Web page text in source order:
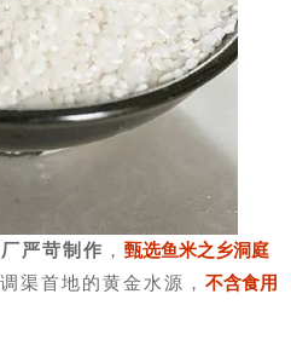
严苛制作 ，甄选鱼米之乡洞庭
渠首地的黄金水源，不含食用